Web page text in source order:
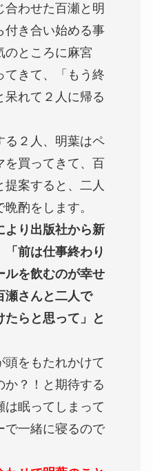
合わせた百瀬と明
付き合い始める事
のところに麻宮
てきて、「もう終
呆れて２人に帰る
る２人、明葉はペ
を買ってきて、百
案すると、二人
酌をします。
より出版社から新
「前は仕事終わり
ルを飲むのが幸せ
瀬さんと二人で
たらと思って」と
頭をもたれかけて
か？！と期待する
は眠ってしまって
で一緒に寝るので